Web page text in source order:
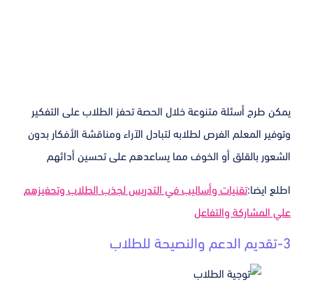
يمكن طرح أسئلة متنوعة خلال الحصة تحفز الطلاب على التفكير
وتوفير المعلم الفرص لطلابه لتبادل الآراء ومناقشة الأفكار بدون
الشعور بالقلق أو الخوف مما يساعدهم على تحسين أدائهم
اطلع ايضا:تقنيات وأساليب في التدريس لجذب الطلاب وتحفيزهم
علي المشاركة والتفاعل
3-تقديم الدعم والنصيحة للطلاب